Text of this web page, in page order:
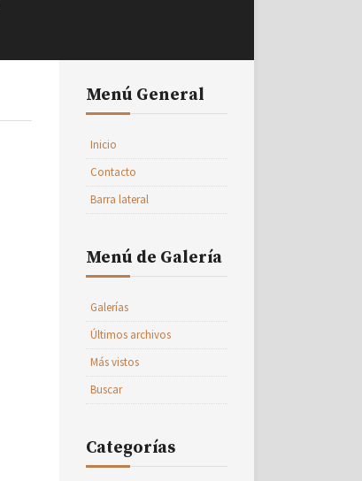
Menú General
Inicio
Contacto
Barra lateral
Menú de Galería
Galerías
Últimos archivos
Más vistos
Buscar
Categorías